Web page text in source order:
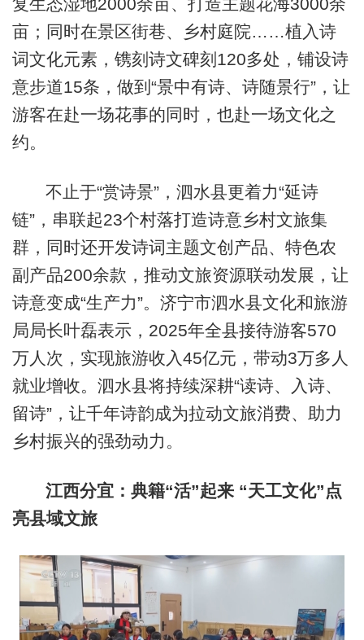
亩；同时在景区街巷、乡村庭院……植入诗
词文化元素，镌刻诗文碑刻120多处，铺设诗
意步道15条，做到“景中有诗、诗随景行”，让
游客在赴一场花事的同时，也赴一场文化之
约。
不止于“赏诗景”，泗水县更着力“延诗
链”，串联起23个村落打造诗意乡村文旅集
群，同时还开发诗词主题文创产品、特色农
副产品200余款，推动文旅资源联动发展，让
诗意变成“生产力”。济宁市泗水县文化和旅游
局局长叶磊表示，2025年全县接待游客570
万人次，实现旅游收入45亿元，带动3万多人
就业增收。泗水县将持续深耕“读诗、入诗、
留诗”，让千年诗韵成为拉动文旅消费、助力
乡村振兴的强劲动力。
江西分宜：典籍“活”起来 “天工文化”点
亮县域文旅